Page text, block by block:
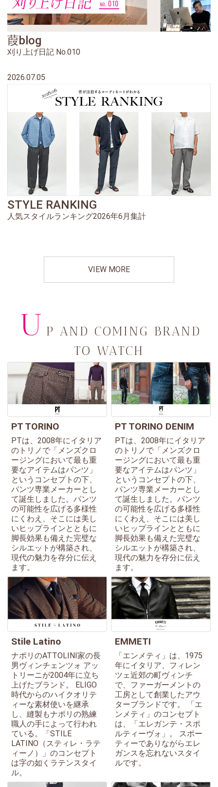
葭blog
刈り上げ日記 No.010
2026.07.05
STYLE RANKING
人気スタイルランキング2026年6月集計
VIEW MORE
U P AND COMING BRAND
TO WATCH
PT TORINO
PTは、2008年にイタリア
のトリノで「メンズクロ
ージングにおいて最も重
要なアイテムはパンツ」
というコンセプトの下、
パンツ専業メーカーとし
て誕生しました。パンツ
の可能性を広げる多様性
にくわえ、そこには美し
いヒップラインとともに
脚長効果も備えた完璧な
シルエットが構築され、
現代の魅力を存分に伝え
ます。
PT TORINO DENIM
PTは、2008年にイタリア
のトリノで「メンズクロ
ージングにおいて最も重
要なアイテムはパンツ」
というコンセプトの下、
パンツ専業メーカーとし
て誕生しました。パンツ
の可能性を広げる多様性
にくわえ、そこには美し
いヒップラインとともに
脚長効果も備えた完璧な
シルエットが構築され、
現代の魅力を存分に伝え
ます。
Stile Latino
ナポリのATTOLINI家の長
男ヴィンチェンツォ アッ
トリーニが2004年に立ち
上げたブランド。 ELIGO
時代からのハイクオリテ
ィーな素材使いを継承
し、縫製もナポリの熟練
職人の手によって行われ
ている。「STILE
LATINO（スティレ・ラテ
ィーノ）」のコンセプト
は字の如くラテンスタイ
ル。
EMMETI
「エンメティ」は、1975
年にイタリア、フィレン
ツェ近郊の町ヴィンチ
で、ファーガーメントの
工房として創業したアウ
ターブランドです。 「エ
ンメティ」のコンセプト
は、「エレガンテ・スポ
ルティーヴォ」。 スポー
ティーでありながらエレ
ガンスを忘れないスタイ
ルです。